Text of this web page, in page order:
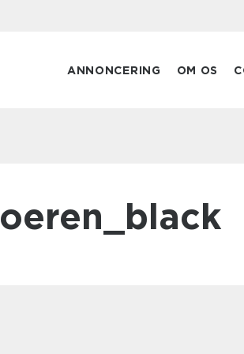
ANNONCERING OM OS
soeren_black